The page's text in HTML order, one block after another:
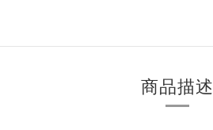
商品描述